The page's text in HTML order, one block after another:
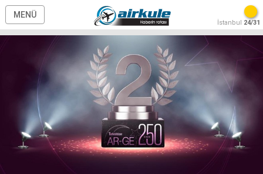
MENÜ
İstanbul 24/31